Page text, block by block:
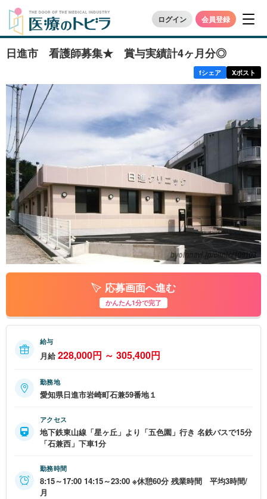
ログイン 会員登録
日進市 看護師募集★ 賞与実績計4ヶ月分◎
fシェア Xポスト
応募画面へ進む
かんたん1分で完了
給与
月給228,000円 ～ 305,400円
勤務地
愛知県日進市岩崎町石兼59番地１
勤務時間
8:15～17:00 14:15～23:00 ※休憩60分 残業時間 平均3時間/
月
アクセス
地下鉄東山線「星ヶ丘」より「五色園」行き 名鉄バスで15分
「石兼西」下車1分